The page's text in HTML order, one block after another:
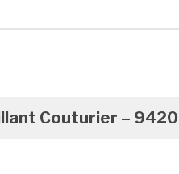
Couturier –